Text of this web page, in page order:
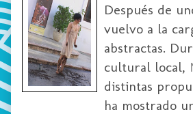
Después de
vuelvo a la
abstractas.
cultural local,
distintas
ha mostrado